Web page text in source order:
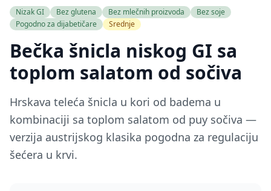
Nizak GI Bez glutena Bez mlečnih proizvoda
Bez soje
Pogodno za dijabetičare
Srednje
Bečka šnicla niskog GI sa
toplom salatom od sočiva
Hrskava teleća šnicla u kori od badema u
kombinaciji sa toplom salatom od puy sočiva —
verzija austrijskog klasika pogodna za regulaciju
šećera u krvi.